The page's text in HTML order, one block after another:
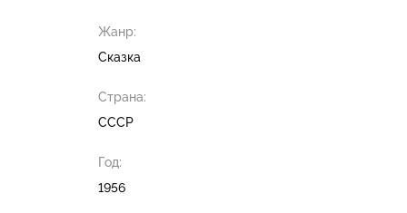
Жанр:
Сказка
Страна:
СССР
Год:
1956